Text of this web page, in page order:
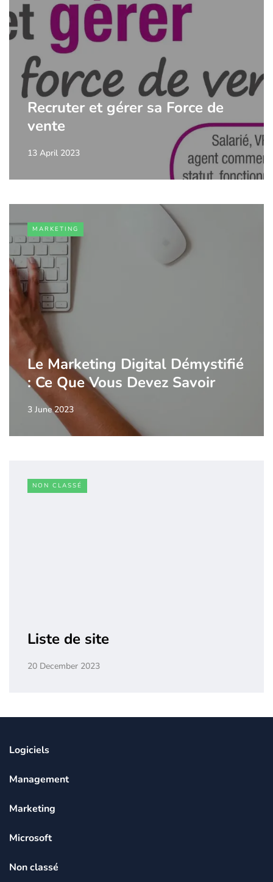
Recruter et gérer sa Force de
vente
13 April 2023
MARKETING
Le Marketing Digital Démystifié
: Ce Que Vous Devez Savoir
3 June 2023
NON CLASSÉ
Liste de site
20 December 2023
Logiciels
Management
Marketing
Microsoft
Non classé